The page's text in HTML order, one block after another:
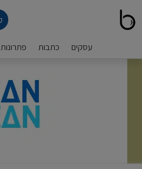
עסקים כתבות